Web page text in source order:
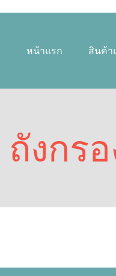
หน้าแรก สินค้า
ถังกร